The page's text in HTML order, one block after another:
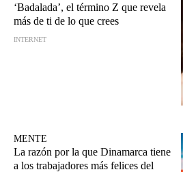
‘Badalada’, el término Z que revela
más de ti de lo que crees
INTERNET
MENTE
La razón por la que Dinamarca tiene
a los trabajadores más felices del